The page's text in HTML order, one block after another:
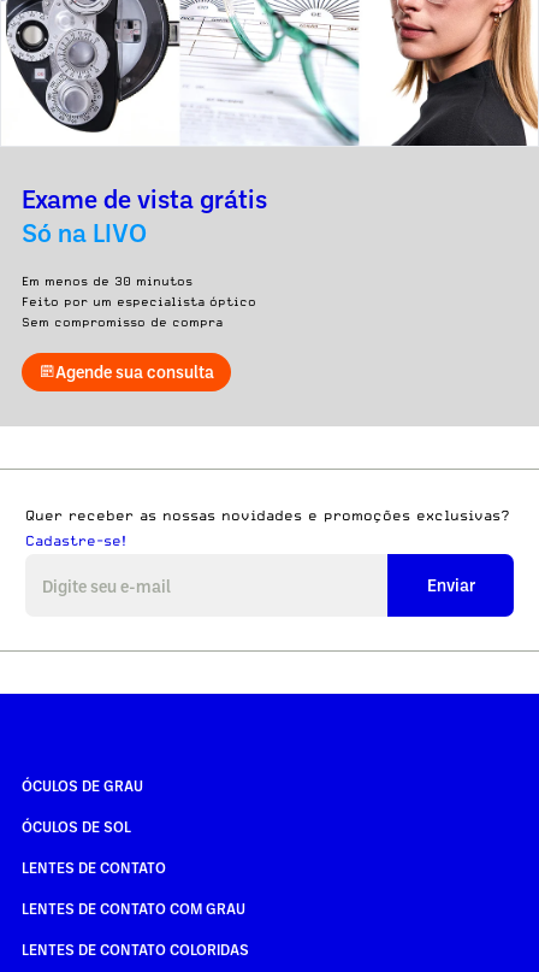
Exame de vista grátis
Só na LIVO
Em menos de 30 minutos
Feito por um especialista óptico
Sem compromisso de compra
Agende sua consulta
Quer receber as nossas novidades e promoções exclusivas?
Cadastre-se!
Enviar
ÓCULOS DE GRAU
ÓCULOS DE SOL
LENTES DE CONTATO
LENTES DE CONTATO COM GRAU
LENTES DE CONTATO COLORIDAS